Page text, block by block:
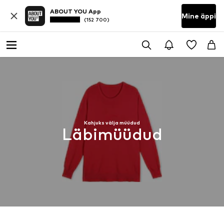
ABOUT YOU App
(152 700) Mine äppi
Kahjuks välja müüdud
Läbimüüdud